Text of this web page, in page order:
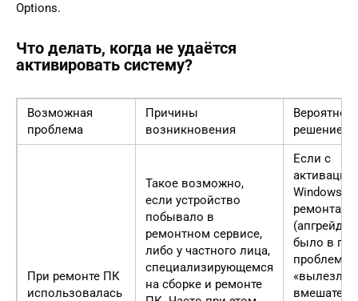
Options.
Что делать, когда не удаётся
активировать систему?
Возможная
проблема
Причины
возникновения
Вероятное
решение
При ремонте ПК
использовалась
Такое возможно,
если устройство
побывало в
ремонтном сервисе,
либо у частного лица,
специализирующемся
на сборке и ремонте
Если с
Windows
ремонта
(апгрейда)
было в
проблемы